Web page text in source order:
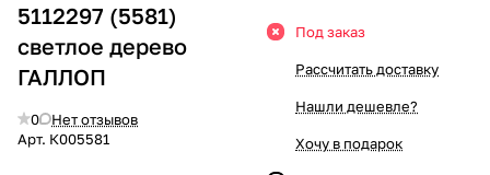
5112297 (5581)
светлое дерево
ГАЛЛОП
0
Нет отзывов
Арт. К005581
Под заказ
Рассчитать доставку
Нашли дешевле?
Хочу в подарок